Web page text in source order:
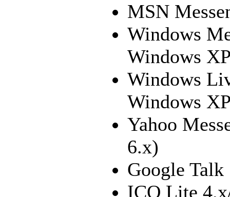
MSN
Windows
Windows
Windows
Windows
Yahoo
6.x)
Google Talk
ICQ Lite